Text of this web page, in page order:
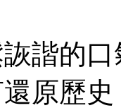
諧的
原歷